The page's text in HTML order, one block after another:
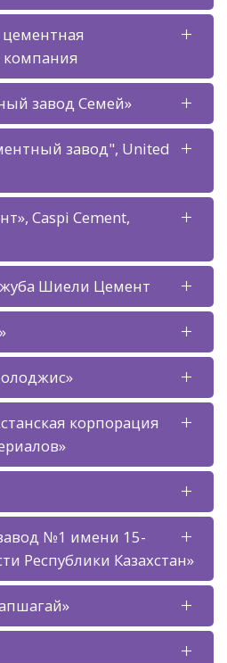
компания
завод Семей»
завод", United
Caspi Cement,
Шиели Цемент
корпорация
№1 имени 15-
Республики Казахстан»